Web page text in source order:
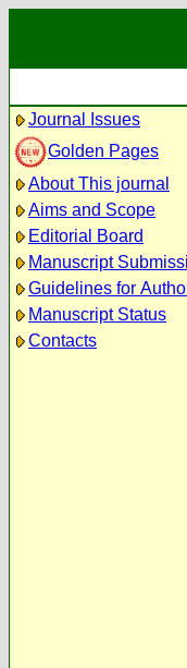
Journal Issues
Golden Pages
About This journal
Aims and Scope
Editorial Board
Manuscript
Guidelines for
Manuscript Status
Contacts